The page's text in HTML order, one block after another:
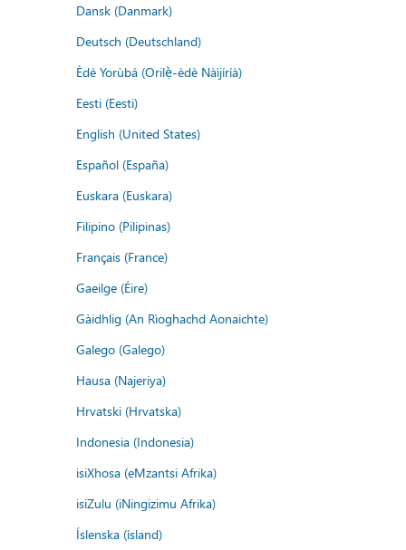
Dansk (Danmark)
Deutsch (Deutschland)
Èdè Yorùbá (Orilẹ̀-èdè Nàìjíríà)
Eesti (Eesti)
English (United States)
Español (España)
Euskara (Euskara)
Filipino (Pilipinas)
Français (France)
Gaeilge (Éire)
Gàidhlig (An Rìoghachd Aonaichte)
Galego (Galego)
Hausa (Najeriya)
Hrvatski (Hrvatska)
Indonesia (Indonesia)
isiXhosa (eMzantsi Afrika)
isiZulu (iNingizimu Afrika)
Íslenska (ísland)